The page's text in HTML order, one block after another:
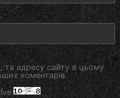
та адресу сайту в цьому
коментарів.